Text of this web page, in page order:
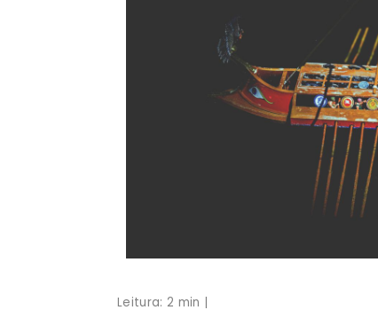
Leitura: 2 min |